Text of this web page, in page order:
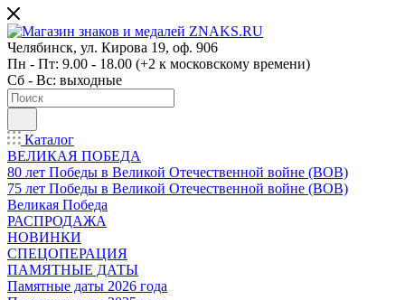
Челябинск, ул. Кирова 19, оф. 906
Пн - Пт: 9.00 - 18.00 (+2 к московскому времени)
Сб - Вс: выходные
Каталог
ВЕЛИКАЯ ПОБЕДА
80 лет Победы в Великой Отечественной войне (ВОВ)
75 лет Победы в Великой Отечественной войне (ВОВ)
Великая Победа
РАСПРОДАЖА
НОВИНКИ
СПЕЦОПЕРАЦИЯ
ПАМЯТНЫЕ ДАТЫ
Памятные даты 2026 года